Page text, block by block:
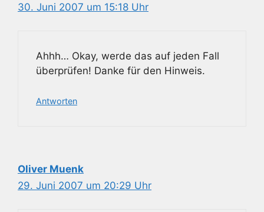
30. Juni 2007 um 15:18 Uhr
Ahhh… Okay, werde das auf jeden Fall
überprüfen! Danke für den Hinweis.
Antworten
Oliver Muenk
29. Juni 2007 um 20:29 Uhr